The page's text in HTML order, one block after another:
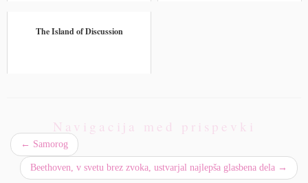
The Island of Discussion
Navigacija med prispevki
← Samorog
Beethoven, v svetu brez zvoka, ustvarjal najlepša glasbena dela →